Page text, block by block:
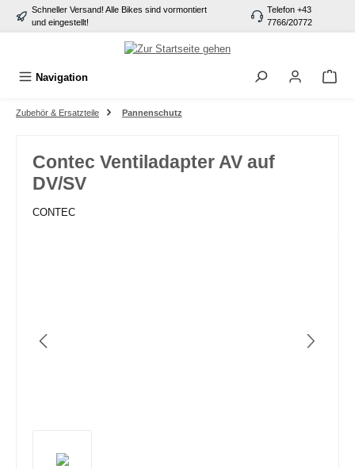
springen
Schneller Versand! Alle Bikes sind vormontiert
und eingestellt!
Telefon +43
7766/20772
Navigation
Zubehör & Ersatzteile Pannenschutz
Contec Ventiladapter AV auf
DV/SV
CONTEC